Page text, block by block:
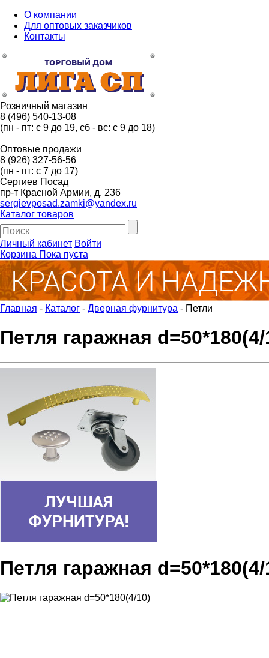
О компании
Для оптовых заказчиков
Контакты
Розничный магазин
8 (496) 540-13-08
(пн - пт: с 9 до 19, сб - вс: с 9 до 18)
Оптовые продажи
8 (926) 327-56-56
(пн - пт: с 7 до 17)
Сергиев Посад
пр-т Красной Армии, д. 236
sergievposad.zamki@yandex.ru
Каталог товаров
Личный кабинет Войти
Корзина Пока пуста
Главная - Каталог - Дверная фурнитура - Петли
Петля гаражная d=50*180(4/
Петля гаражная d=50*180(4/